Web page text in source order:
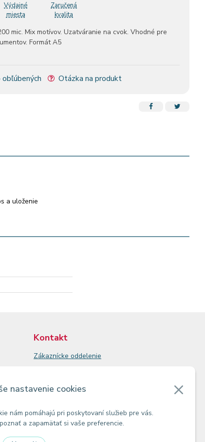
nastavenie cookies
nám pomáhajú pri poskytovaní služieb pre vás.
a zapamätať si vaše preferencie.
Výdajné
miesta
Zaručená
kvalita
mic. Mix motívov. Uzatváranie na cvok. Vhodné pre
Formát A5
Otázka na produkt
a uloženie
Kontakt
Zákaznícke oddelenie
Odberné miesta